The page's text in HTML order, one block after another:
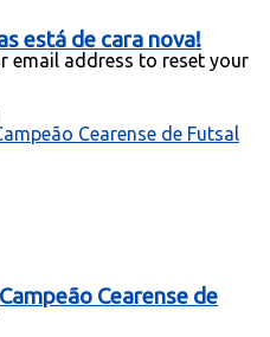
está de cara nova!
Cearense de
email address to reset your